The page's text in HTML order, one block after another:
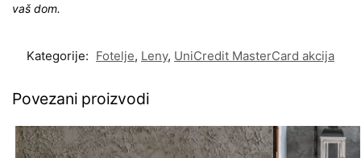
vaš dom.
Kategorije: Fotelje, Leny, UniCredit MasterCard akcija
Povezani proizvodi